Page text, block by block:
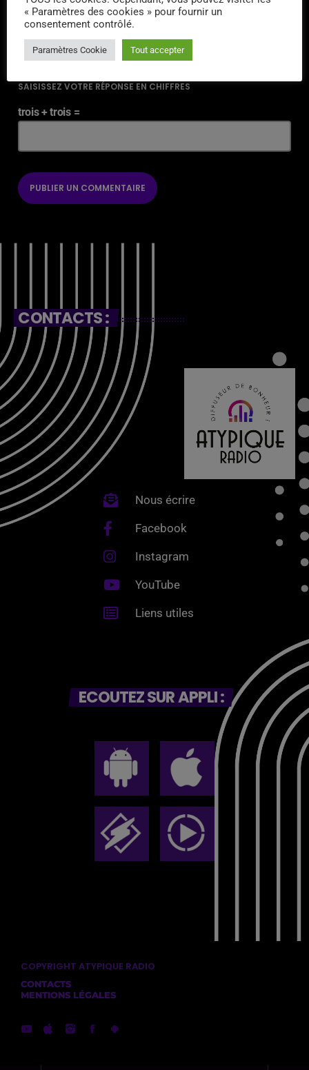
ENREGISTRER MON NOM, MON E-MAIL ET MON SITE DANS LE
NAVIGATEUR POUR MON PROCHAIN COMMENTAIRE.
SAISISSEZ VOTRE RÉPONSE EN CHIFFRES
trois + trois =
CONTACTS :
Nous écrire
Facebook
Instagram
YouTube
Liens utiles
ECOUTEZ SUR APPLI :
COPYRIGHT ATYPIQUE RADIO
CONTACTS
MENTIONS LÉGALES
« Paramètres des cookies » pour fournir un
consentement contrôlé.
Paramètres Cookie Tout accepter